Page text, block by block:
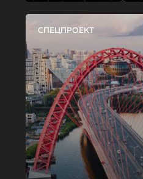
СПЕЦПРОЕКТ